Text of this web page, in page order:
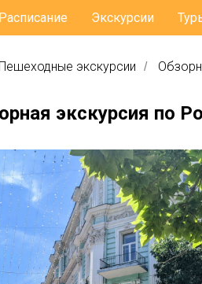
Расписание Экскурсии
Пешеходные экскурсии /
экскурсия по